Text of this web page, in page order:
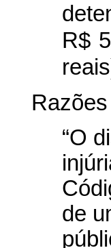
R$
“O
de